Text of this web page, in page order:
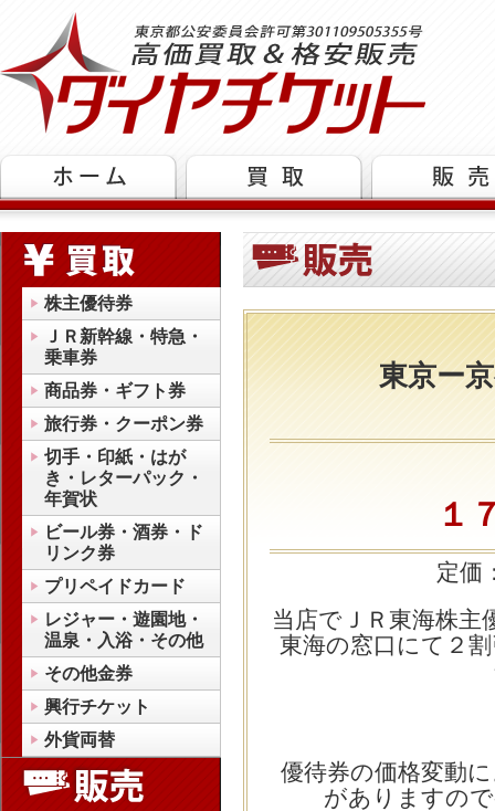
株主優待券
ＪＲ新幹線・特急・
乗車券
商品券・ギフト券
旅行券・クーポン券
切手・印紙・はが
き・レターパック・
年賀状
ビール券・酒券・ド
リンク券
プリペイドカード
レジャー・遊園地・
温泉・入浴・その他
その他金券
興行チケット
外貨両替
東京ー
１
定価
当店でＪＲ東海株主
東海の窓口にて２
優待券の価格変動
がありますの